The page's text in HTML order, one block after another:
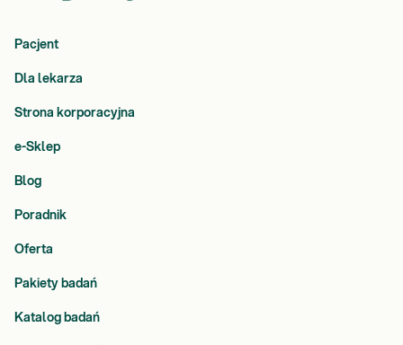
Pacjent
Dla lekarza
Strona korporacyjna
e-Sklep
Blog
Poradnik
Oferta
Pakiety badań
Katalog badań